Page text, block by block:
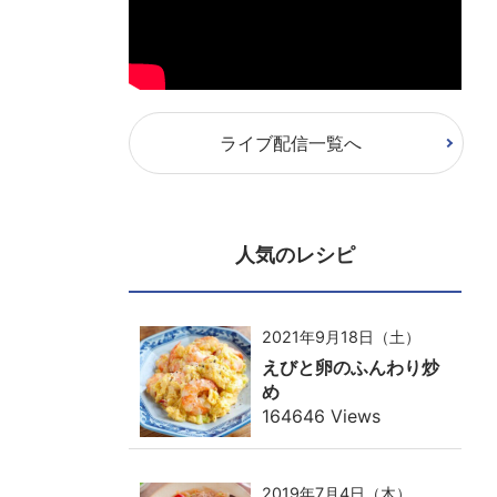
ライブ配信一覧へ
人気のレシピ
2021年9月18日（土）
えびと卵のふんわり炒
め
164646 Views
2019年7月4日（木）